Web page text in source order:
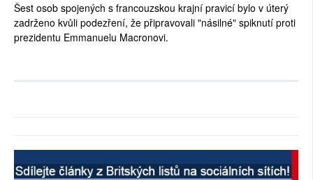
Šest osob spojených s francouzskou krajní pravicí bylo v úterý
zadrženo kvůli podezření, že připravovali "násilné" spiknutí proti
prezidentu Emmanuelu Macronovi.